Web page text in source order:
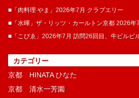
■「肉料理 やま」2026年7月 クラブエリー
■「水暉」ザ・リッツ・カールトン京都 2026
■「こぴゑ」2026年7月 訪問26回目、牛ピルピ
カテゴリー
京都 HINATA ひなた
京都 清水一芳園